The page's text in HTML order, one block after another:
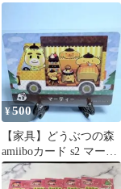
枚セット
¥500
【家具】どうぶつの森
amiiboカード s2 マーテ
ィー アミーボ あつ森